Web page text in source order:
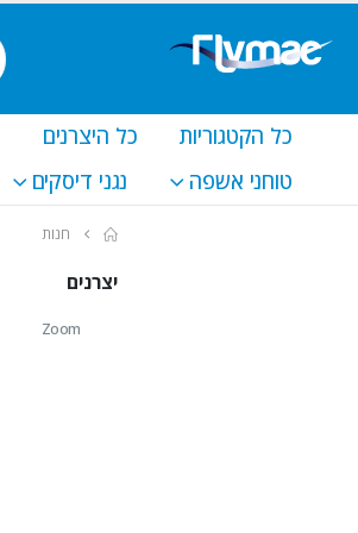
כל הקטגוריות כל היצרנים
טוחני אשפה
נגני דיסקים
חנות
יצרנים
Zoom